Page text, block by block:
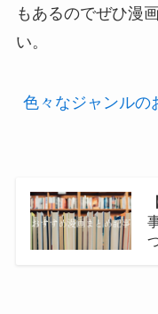
もあるのでぜひ漫
い。
色々なジャンルの